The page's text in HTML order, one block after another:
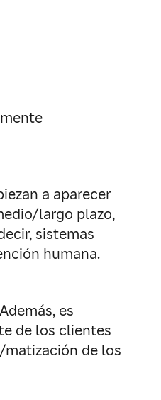
a aparecer
largo plazo,
sistemas
humana.
es
de los clientes
matización de los